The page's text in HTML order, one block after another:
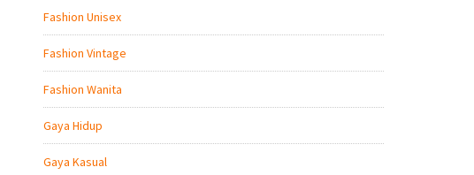
Fashion Unisex
Fashion Vintage
Fashion Wanita
Gaya Hidup
Gaya Kasual